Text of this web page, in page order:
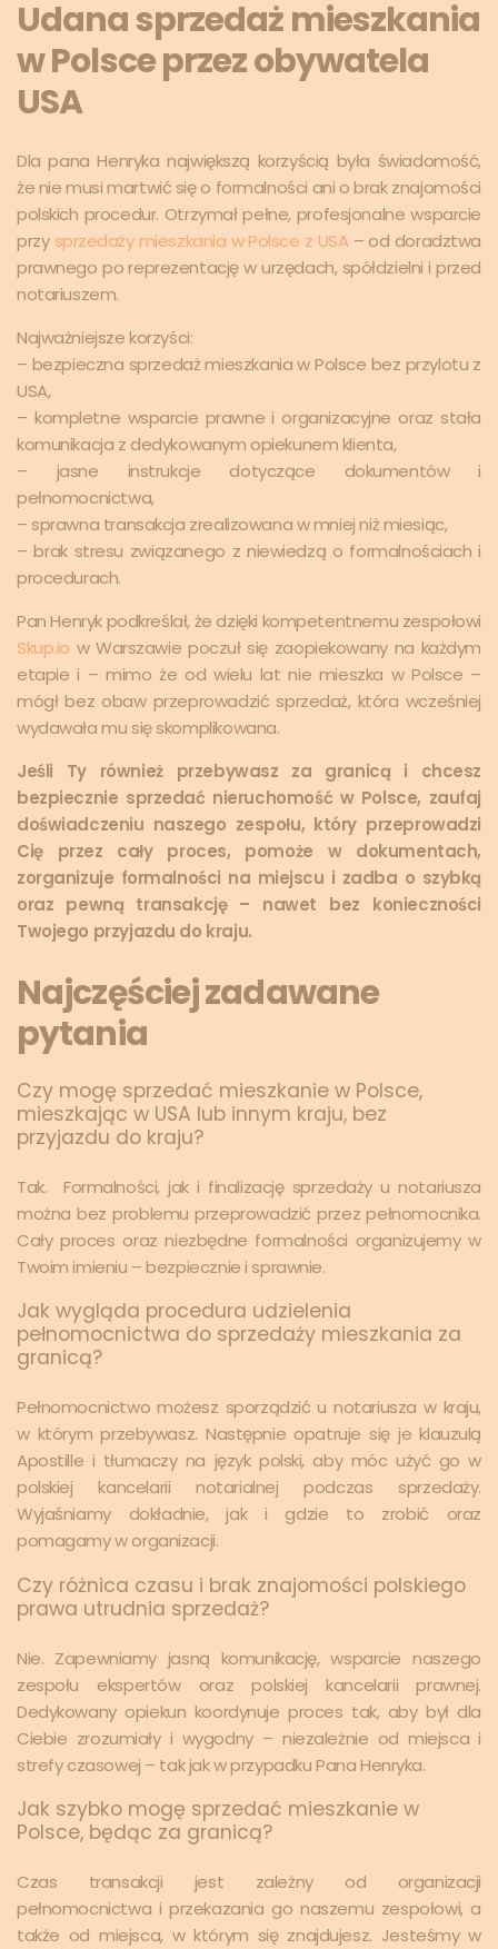
Udana sprzedaż mieszkania
w Polsce przez obywatela
USA
Dla pana Henryka największą korzyścią była świadomość,
że nie musi martwić się o formalności ani o brak znajomości
polskich procedur. Otrzymał pełne, profesjonalne wsparcie
przy sprzedaży mieszkania w Polsce z USA– od doradztwa
prawnego po reprezentację w urzędach, spółdzielni i przed
notariuszem.
Najważniejsze korzyści:
– bezpieczna sprzedaż mieszkania w Polsce bez przylotu z
USA,
– kompletne wsparcie prawne i organizacyjne oraz stała
komunikacja z dedykowanym opiekunem klienta,
– jasne instrukcje dotyczące dokumentów i
pełnomocnictwa,
– sprawna transakcja zrealizowana w mniej niż miesiąc,
– brak stresu związanego z niewiedzą o formalnościach i
procedurach.
Pan Henryk podkreślał, że dzięki kompetentnemu zespołowi
Skup.io w Warszawie poczuł się zaopiekowany na każdym
etapie i – mimo że od wielu lat nie mieszka w Polsce –
mógł bez obaw przeprowadzić sprzedaż, która wcześniej
wydawała mu się skomplikowana.
Jeśli Ty również przebywasz za granicą i chcesz
bezpiecznie sprzedać nieruchomość w Polsce, zaufaj
doświadczeniu naszego zespołu, który przeprowadzi
Cię przez cały proces, pomoże w dokumentach,
zorganizuje formalności na miejscu i zadba o szybką
oraz pewną transakcję – nawet bez konieczności
Twojego przyjazdu do kraju.
Najczęściej zadawane
pytania
Czy mogę sprzedać mieszkanie w Polsce,
mieszkając w USA lub innym kraju, bez
przyjazdu do kraju?
Tak. Formalności, jak i finalizację sprzedaży u notariusza
można bez problemu przeprowadzić przez pełnomocnika.
Cały proces oraz niezbędne formalności organizujemy w
Twoim imieniu – bezpiecznie i sprawnie.
Jak wygląda procedura udzielenia
pełnomocnictwa do sprzedaży mieszkania za
granicą?
Pełnomocnictwo możesz sporządzić u notariusza w kraju,
w którym przebywasz. Następnie opatruje się je klauzulą
Apostille i tłumaczy na język polski, aby móc użyć go w
polskiej kancelarii notarialnej podczas sprzedaży.
Wyjaśniamy dokładnie, jak i gdzie to zrobić oraz
pomagamy w organizacji.
Czy różnica czasu i brak znajomości polskiego
prawa utrudnia sprzedaż?
Nie. Zapewniamy jasną komunikację, wsparcie naszego
zespołu ekspertów oraz polskiej kancelarii prawnej.
Dedykowany opiekun koordynuje proces tak, aby był dla
Ciebie zrozumiały i wygodny – niezależnie od miejsca i
strefy czasowej – tak jak w przypadku Pana Henryka.
Jak szybko mogę sprzedać mieszkanie w
Polsce, będąc za granicą?
Czas transakcji jest zależny od organizacji
pełnomocnictwa i przekazania go naszemu zespołowi, a
także od miejsca, w którym się znajdujesz. Jesteśmy w